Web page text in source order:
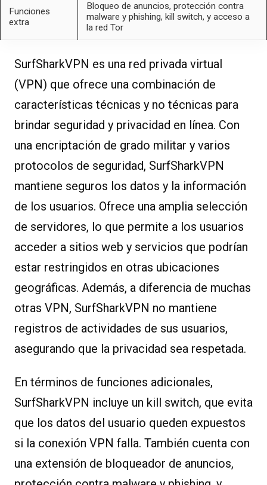
Funciones
extra
Bloqueo de anuncios, protección contra
malware y phishing, kill switch, y acceso a
la red Tor
SurfSharkVPN es una red privada virtual
(VPN) que ofrece una combinación de
características técnicas y no técnicas para
brindar seguridad y privacidad en línea. Con
una encriptación de grado militar y varios
protocolos de seguridad, SurfSharkVPN
mantiene seguros los datos y la información
de los usuarios. Ofrece una amplia selección
de servidores, lo que permite a los usuarios
acceder a sitios web y servicios que podrían
estar restringidos en otras ubicaciones
geográficas. Además, a diferencia de muchas
otras VPN, SurfSharkVPN no mantiene
registros de actividades de sus usuarios,
asegurando que la privacidad sea respetada.
En términos de funciones adicionales,
SurfSharkVPN incluye un kill switch, que evita
que los datos del usuario queden expuestos
si la conexión VPN falla. También cuenta con
una extensión de bloqueador de anuncios,